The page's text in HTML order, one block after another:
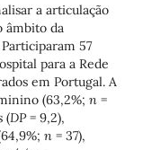
a articulação
âmbito da
57
para a Rede
em Portugal. A
(63,2%; n =
(DP= 9,2),
n = 37),